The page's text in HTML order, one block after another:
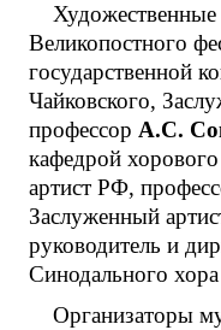
Художественные
Великопостного
государственной
Чайковского,
профессор А.С.
кафедрой
артист РФ,
Заслуженный
руководитель и
Синодального
Организаторы